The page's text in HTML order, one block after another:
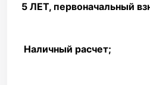
5 ЛЕТ, первоначальный
️ Наличный расчет;